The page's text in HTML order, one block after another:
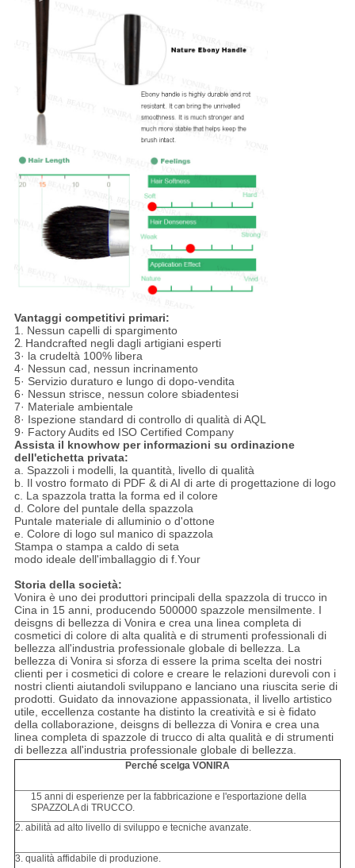
Vantaggi competitivi primari:
1. Nessun capelli di spargimento
2. Handcrafted negli dagli artigiani esperti
3· la crudeltà 100% libera
4· Nessun cad, nessun incrinamento
5· Servizio duraturo e lungo di dopo-vendita
6· Nessun strisce, nessun colore sbiadentesi
7· Materiale ambientale
8· Ispezione standard di controllo di qualità di AQL
9· Factory Audits ed ISO Certified Company
Assista il knowhow per informazioni su ordinazione
dell'etichetta privata:
a. Spazzoli i modelli, la quantità, livello di qualità
b. Il vostro formato di PDF & di AI di arte di progettazione di logo
c. La spazzola tratta la forma ed il colore
d. Colore del puntale della spazzola
Puntale materiale di alluminio o d'ottone
e. Colore di logo sul manico di spazzola
Stampa o stampa a caldo di seta
modo ideale dell'imballaggio di f.Your
Storia della società:
Vonira è uno dei produttori principali della spazzola di trucco in
Cina in 15 anni, producendo 500000 spazzole mensilmente. I
deisgns di bellezza di Vonira e crea una linea completa di
cosmetici di colore di alta qualità e di strumenti professionali di
bellezza all'industria professionale globale di bellezza. La
bellezza di Vonira si sforza di essere la prima scelta dei nostri
clienti per i cosmetici di colore e creare le relazioni durevoli con i
nostri clienti aiutandoli sviluppano e lanciano una riuscita serie di
prodotti. Guidato da innovazione appassionata, il livello artistico
utile, eccellenza costante ha distinto la creatività e si è fidato
della collaborazione, deisgns di bellezza di Vonira e crea una
linea completa di spazzole di trucco di alta qualità e di strumenti
di bellezza all'industria professionale globale di bellezza.
Perché scelga VONIRA
15 anni di esperienze per la fabbricazione e l'esportazione della
SPAZZOLA di TRUCCO.
2. abilità ad alto livello di sviluppo e tecniche avanzate.
3. qualità affidabile di produzione.